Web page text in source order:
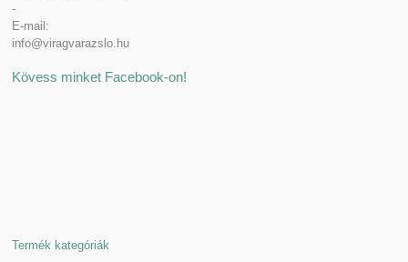
-
E-mail:
info@viragvarazslo.hu
Kövess minket Facebook-on!
Termék kategóriák